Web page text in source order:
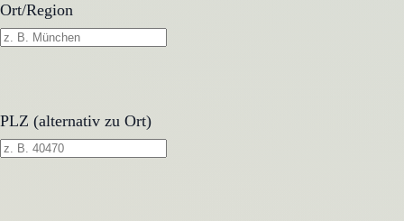
Ort/Region
PLZ (alternativ zu Ort)